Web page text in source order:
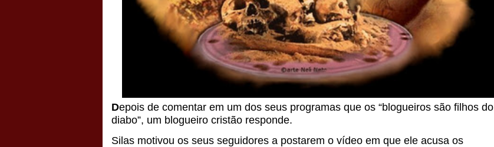
Depois de comentar em um dos seus programas que os “blogueiros são filhos do
diabo”, um blogueiro cristão responde.
Silas motivou os seus seguidores a postarem o vídeo em que ele acusa os